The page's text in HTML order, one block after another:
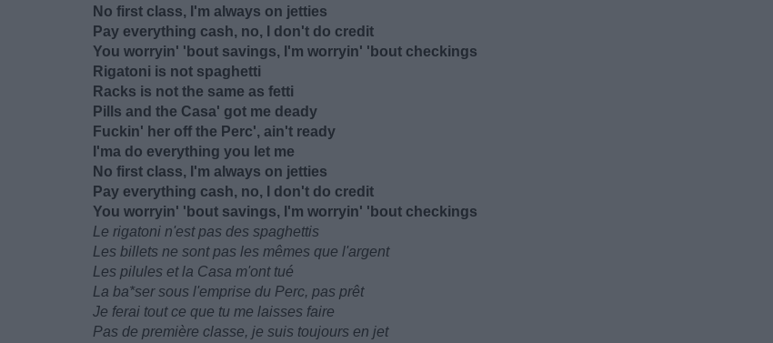
No first class, I'm always on jetties
Pay everything cash, no, I don't do credit
You worryin' 'bout savings, I'm worryin' 'bout checkings
Rigatoni is not spaghetti
Racks is not the same as fetti
Pills and the Casa' got me deady
Fuckin' her off the Perc', ain't ready
I'ma do everything you let me
No first class, I'm always on jetties
Pay everything cash, no, I don't do credit
You worryin' 'bout savings, I'm worryin' 'bout checkings
Le rigatoni n'est pas des spaghettis
Les billets ne sont pas les mêmes que l'argent
Les pilules et la Casa m'ont tué
La ba*ser sous l'emprise du Perc, pas prêt
Je ferai tout ce que tu me laisses faire
Pas de première classe, je suis toujours en jet